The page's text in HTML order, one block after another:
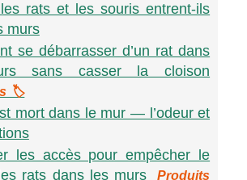
rats et les souris entrent-ils
murs
se débarrasser d’un rat dans
sans casser la cloison
🏷️
mort dans le mur — l’odeur et
les accès pour empêcher le
rats dans les murs
Produits